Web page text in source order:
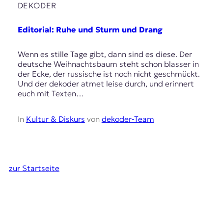
DEKODER
Editorial: Ruhe und Sturm und Drang
Wenn es stille Tage gibt, dann sind es diese. Der
deutsche Weihnachtsbaum steht schon blasser in
der Ecke, der russische ist noch nicht geschmückt.
Und der dekoder atmet leise durch, und erinnert
euch mit Texten…
In Kultur & Diskurs von dekoder-Team
zur Startseite